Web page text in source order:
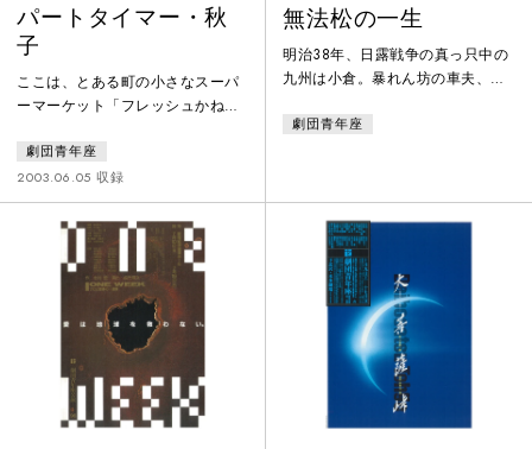
パートタイマー・秋
子
ここは、とある町の小さなスーパ
ーマーケット「フレッシュかね
タイマーとして働くことになった
秋子は、やがてこのスーパーの信
じられない実態を目の当たりにす
ることになる。「フレッシュかね
だ」起死回生を狙った”激安セー
ル”の日は迫る！！
劇団青年座
2003.06.05 収録
無法松の一生
明治38年、日露戦争の真っ只中の
九州は小倉。暴れん坊の車夫、人
からいつも騒動を引き起こしてい
るようになった。ところが当主の
吉岡大尉は戦死してしまう。一家
の支柱を失った未亡人良子と息子
敏雄への献身的な愛に生きがいを
見つけた松五郎。やがて良子への
どうすることも出来ない気持ち
と、移り行く時代の流れに翻弄さ
れ、悩み苦
劇団青年座